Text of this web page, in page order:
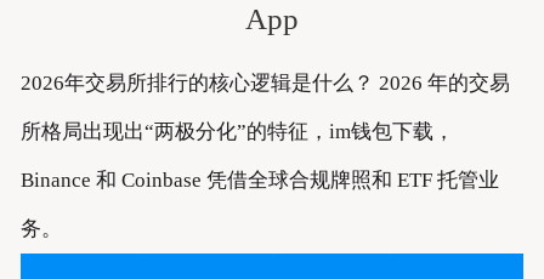
imtoken安卓下载
App
2026年交易所排行的核心逻辑是什么？ 2026 年的交易
所格局出现出“两极分化”的特征，im钱包下载，
Binance 和 Coinbase 凭借全球合规牌照和 ETF 托管业
务。